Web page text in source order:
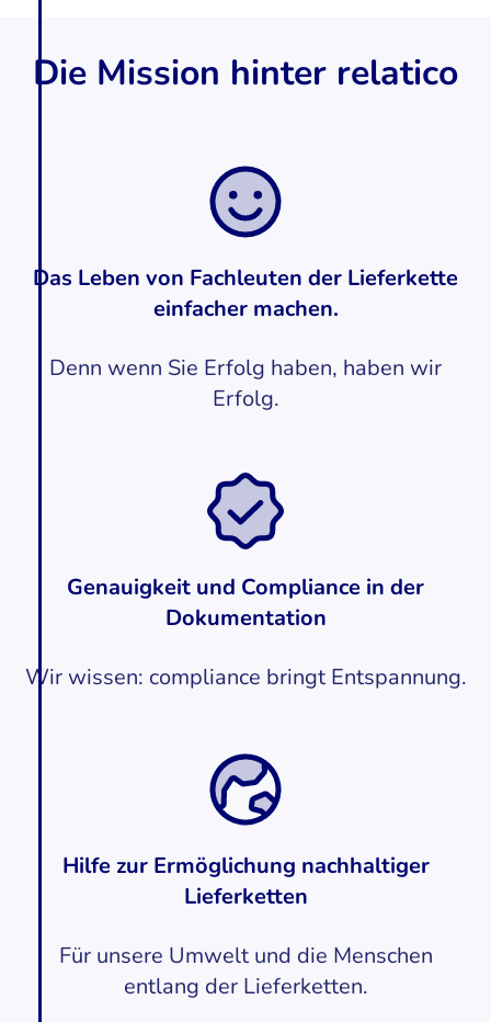
Die Mission hinter relatico
Das Leben von Fachleuten der Lieferkette
einfacher machen.
Denn wenn Sie Erfolg haben, haben wir
Erfolg.
Genauigkeit und Compliance in der
Dokumentation
Wir wissen: compliance bringt Entspannung.
Hilfe zur Ermöglichung nachhaltiger
Lieferketten
Für unsere Umwelt und die Menschen
entlang der Lieferketten.